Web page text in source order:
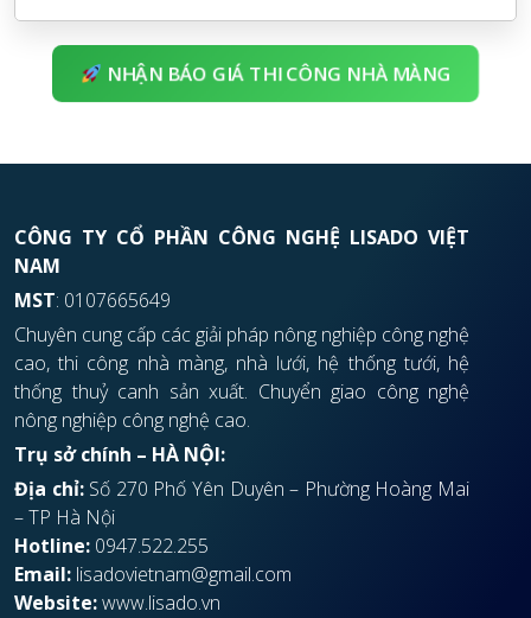
NHẬN BÁO GIÁ THI CÔNG NHÀ MÀNG
CÔNG TY CỔ PHẦN CÔNG NGHỆ LISADO VIỆT
NAM
MST: 0107665649
Chuyên cung cấp các giải pháp nông nghiệp công nghệ
cao, thi công nhà màng, nhà lưới, hệ thống tưới, hệ
thống thuỷ canh sản xuất. Chuyển giao công nghệ
nông nghiệp công nghệ cao.
Trụ sở chính – HÀ NỘI:
Địa chỉ:Số 270 Phố Yên Duyên – Phường Hoàng Mai
– TP Hà Nội
Hotline: 0947.522.255
Email: lisadovietnam@gmail.com
Website:www.lisado.vn